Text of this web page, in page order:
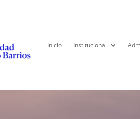
Inicio Institucional